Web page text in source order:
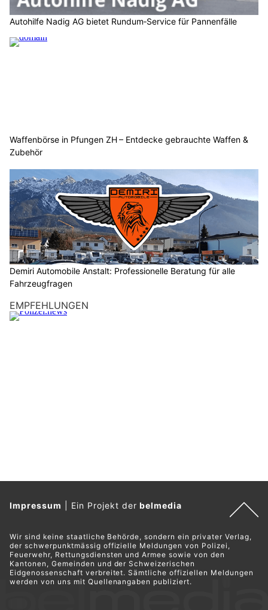
Autohilfe Nadig AG bietet Rundum‑Service für Pannenfälle
Waffenbörse in Pfungen ZH – Entdecke gebrauchte Waffen &
Zubehör
Demiri Automobile Anstalt: Professionelle Beratung für alle
Fahrzeugfragen
EMPFEHLUNGEN
Impressum Ein Projekt derbelmedia
Wir sind keine staatliche Behörde, sondern ein privater Verlag,
der schwerpunktmässig offizielle Meldungen von Polizei,
Feuerwehr, Rettungsdiensten und Armee sowie von den
Kantonen, Gemeinden und der Schweizerischen
Eidgenossenschaft verbreitet. Sämtliche offiziellen Meldungen
werden von uns mit Quellenangaben publiziert.